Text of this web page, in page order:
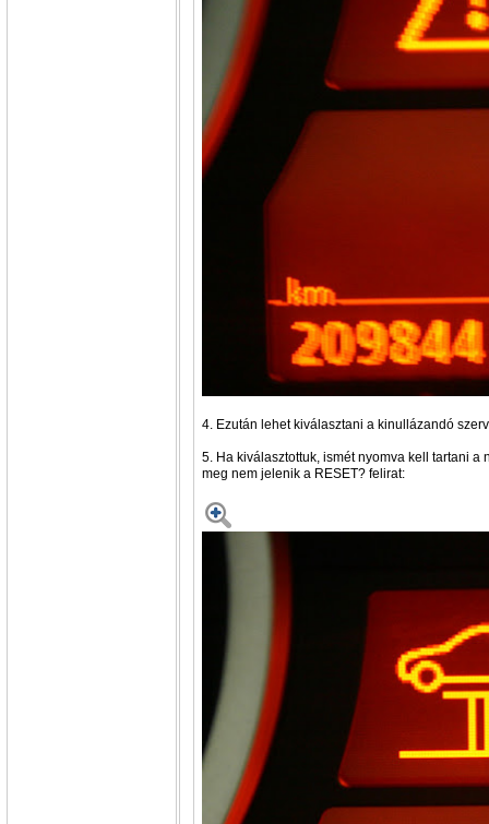
4. Ezután lehet kiválasztani a kinullázandó
5. Ha kiválasztottuk, ismét nyomva kell tartani
meg nem jelenik a RESET? felirat: